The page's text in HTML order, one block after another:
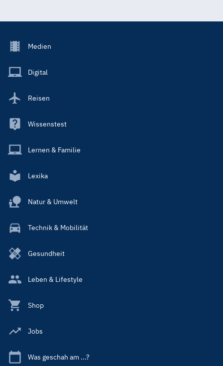
Footer
Main
Medien
Digital
Reisen
Wissenstest
Lernen & Familie
Lexika
Natur & Umwelt
Technik & Mobilität
Gesundheit
Leben & Lifestyle
Shop
Jobs
Was geschah am ...?